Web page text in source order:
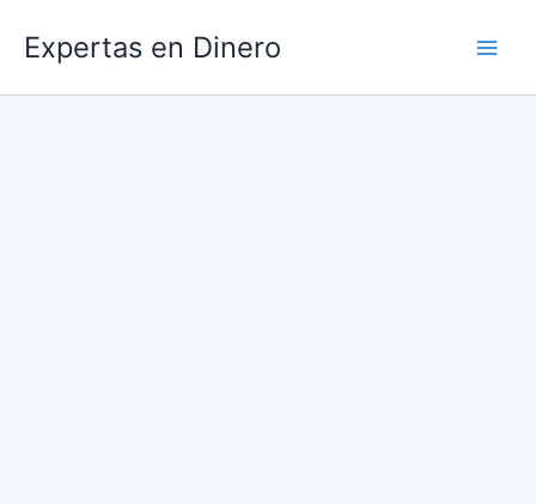
contenido
Expertas en Dinero